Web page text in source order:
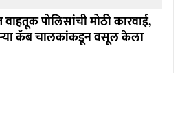
पोलिसांची मोठी कारवाई,
कॅब चालकांकडून वसूल केला